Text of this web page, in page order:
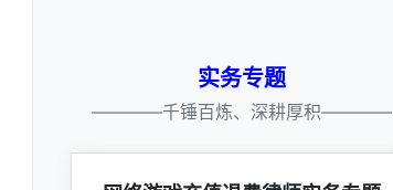
实务专题
————千锤百炼、深耕厚积————